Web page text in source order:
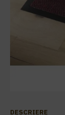
DESCRIERE